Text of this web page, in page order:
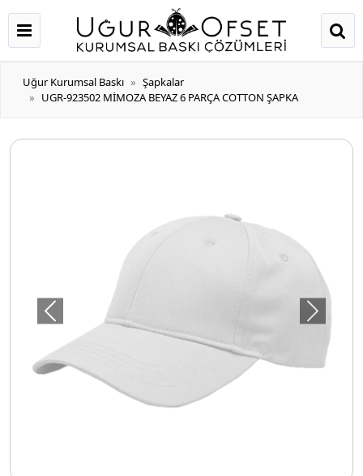
Uğur Kurumsal Baskı
Şapkalar
UGR-923502 MİMOZA BEYAZ 6 PARÇA COTTON ŞAPKA
Önceki Sonraki